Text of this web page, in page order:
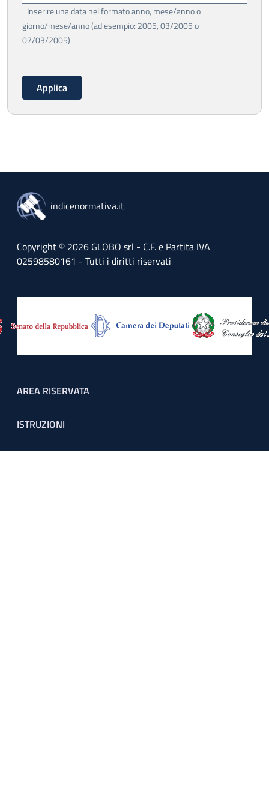
Inserire una data nel formato anno, mese/anno o
giorno/mese/anno (ad esempio: 2005, 03/2005 o
07/03/2005)
indicenormativa.it
Copyright © 2026 GLOBO srl - C.F. e Partita IVA
02598580161 - Tutti i diritti riservati
Footer menu
AREA RISERVATA
ISTRUZIONI